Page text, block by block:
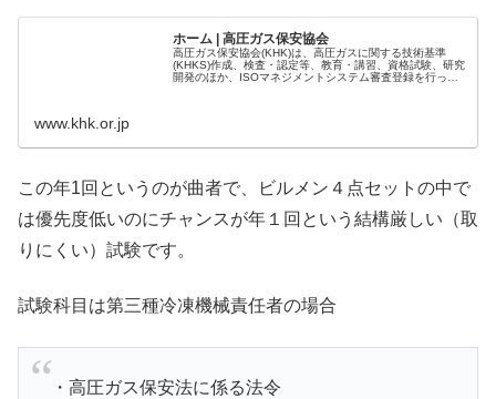
ホーム | 高圧ガス保安協会
高圧ガス保安協会(KHK)は、高圧ガスに関する技術基準
(KHKS)作成、検査・認定等、教育・講習、資格試験、研究
開発のほか、ISOマネジメントシステム審査登録を行って
www.khk.or.jp
この年1回というのが曲者で、ビルメン４点セットの中で
は優先度低いのにチャンスが年１回という結構厳しい（取
りにくい）試験です。
試験科目は第三種冷凍機械責任者の場合
・高圧ガス保安法に係る法令